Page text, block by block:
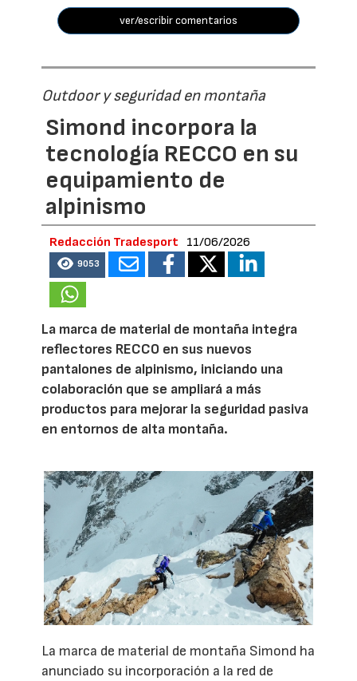
ver/escribir comentarios
Outdoor y seguridad en montaña
Simond incorpora la
tecnología RECCO en su
equipamiento de
alpinismo
Redacción Tradesport 11/06/2026
9053
La marca de material de montaña integra
reflectores RECCO en sus nuevos
pantalones de alpinismo, iniciando una
colaboración que se ampliará a más
productos para mejorar la seguridad pasiva
en entornos de alta montaña.
La marca de material de montaña Simond ha
anunciado su incorporación a la red de